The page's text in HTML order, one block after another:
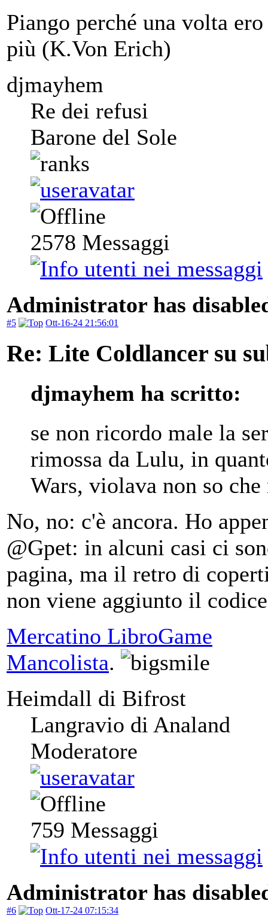
Piango perché una volta
più (K.Von Erich)
djmayhem
Re dei refusi
Barone del Sole
2578 Messaggi
Administrator has
#5 Ott-16-24 21:56:01
Re: Lite Coldlancer su
djmayhem ha scritto:
se non ricordo male la
rimossa da Lulu, in
Wars, violava non so
No, no: c'è ancora. Ho
@Gpet: in alcuni casi ci
pagina, ma il retro di
non viene aggiunto il
Mercatino LibroGame
Mancolista.
Heimdall di Bifrost
Langravio di Analand
Moderatore
759 Messaggi
Administrator has
#6 Ott-17-24 07:15:34